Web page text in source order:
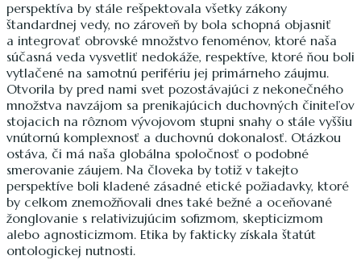
perspektíva by stále rešpektovala všetky zákony
štandardnej vedy, no zároveň by bola schopná objasniť
a integrovať obrovské množstvo fenoménov, ktoré naša
súčasná veda vysvetliť nedokáže, respektíve, ktoré ňou boli
vytlačené na samotnú perifériu jej primárneho záujmu.
Otvorila by pred nami svet pozostávajúci z nekonečného
množstva navzájom sa prenikajúcich duchovných činiteľov
stojacich na rôznom vývojovom stupni snahy o stále vyššiu
vnútornú komplexnosť a duchovnú dokonalosť. Otázkou
ostáva, či má naša globálna spoločnosť o podobné
smerovanie záujem. Na človeka by totiž v takejto
perspektíve boli kladené zásadné etické požiadavky, ktoré
by celkom znemožňovali dnes také bežné a oceňované
žonglovanie s relativizujúcim sofizmom, skepticizmom
alebo agnosticizmom. Etika by fakticky získala štatút
ontologickej nutnosti.